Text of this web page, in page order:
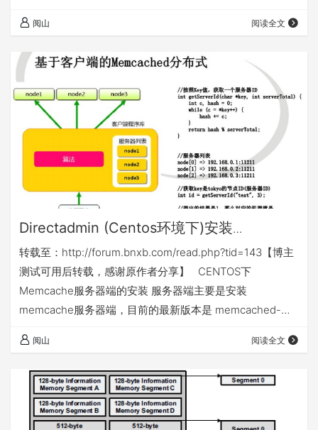
接口(2) 3-X80H自带无线网卡 其它： 1-1000MB交换机一
台 2-HG255D路由器 3-OTG线 4-HUB一个 思路： 我们学
校IPV6 DNS解析渣的像渣，经常会遇…
阅山 阅读全文
Directadmin (Centos环境下)安装
Memcached + Memcache PECL
转载至：http://forum.bnxb.com/read.php?tid=143【博主
测试可用后转载，感谢原作者分享】 CENTOS下
Memcache服务器端的安装 服务器端主要是安装
memcache服务器端，目前的最新版本是 memcached-
的处理，所以还需要安装libevent（如果你的系统已经安装
了 libevent，可以不用安装）查看系统是否已经安装
libevent# rpm -qa|grep libeve…
阅山 阅读全文